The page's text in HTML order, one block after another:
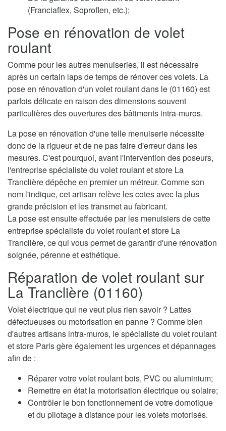
(Franciaflex, Soproflen, etc.);
Pose en rénovation de volet
roulant
Comme pour les autres menuiseries, il est nécessaire
après un certain laps de temps de rénover ces volets. La
pose en rénovation d'un volet roulant dans le (01160) est
parfois délicate en raison des dimensions souvent
particulières des ouvertures des bâtiments intra-muros.
La pose en rénovation d'une telle menuiserie nécessite
donc de la rigueur et de ne pas faire d'erreur dans les
mesures. C'est pourquoi, avant l'intervention des poseurs,
l'entreprise spécialiste du volet roulant et store La
Tranclière dépêche en premier un métreur. Comme son
nom l'indique, cet artisan relève les cotes avec la plus
grande précision et les transmet au fabricant.
La pose est ensuite effectuée par les menuisiers de cette
entreprise spécialiste du volet roulant et store La
Tranclière, ce qui vous permet de garantir d'une rénovation
soignée, pérenne et esthétique.
Réparation de volet roulant sur
La Tranclière (01160)
Volet électrique qui ne veut plus rien savoir ? Lattes
défectueuses ou motorisation en panne ? Comme bien
d'autres artisans intra-muros, le spécialiste du volet roulant
et store Paris gère également les urgences et dépannages
afin de :
Réparer votre volet roulant bois, PVC ou aluminium;
Remettre en état la motorisation électrique ou solaire;
Contrôler le bon fonctionnement de votre domotique
et du pilotage à distance pour les volets motorisés.